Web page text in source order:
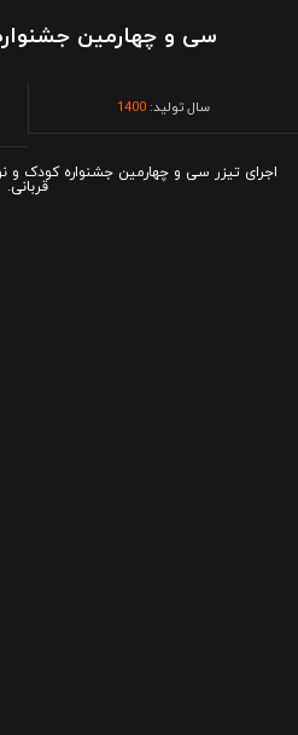
سی و چهارمین
سال تولید: 1400
اجرای تیزر سی و چهارمین جشنواره کودک و
قربانی.